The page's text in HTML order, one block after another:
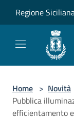
Regione
Home > Novità
Pubblica
efficientamento